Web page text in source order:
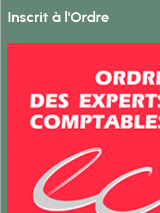
Inscrit à l'Ordre